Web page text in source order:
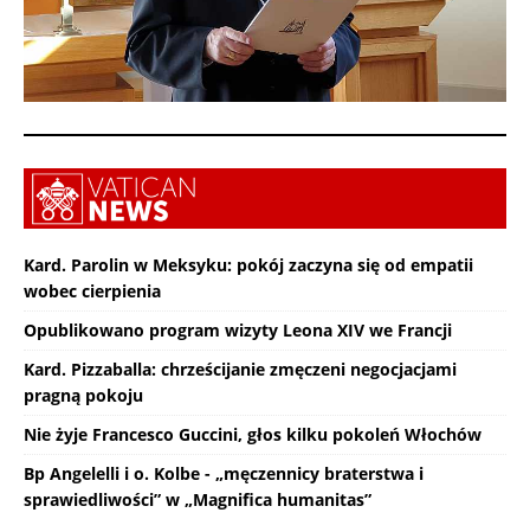
Kard. Parolin w Meksyku: pokój zaczyna się od empatii
wobec cierpienia
Opublikowano program wizyty Leona XIV we Francji
Kard. Pizzaballa: chrześcijanie zmęczeni negocjacjami
pragną pokoju
Nie żyje Francesco Guccini, głos kilku pokoleń Włochów
Bp Angelelli i o. Kolbe - „męczennicy braterstwa i
sprawiedliwości” w „Magnifica humanitas”